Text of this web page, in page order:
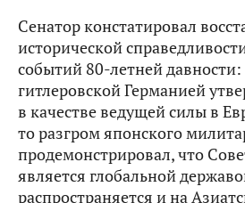
Сенатор констатировал
исторической
событий 80-летней давности:
гитлеровской Германией
в качестве ведущей силы в
то разгром японского
продемонстрировал, что
является глобальной
распространяется и на